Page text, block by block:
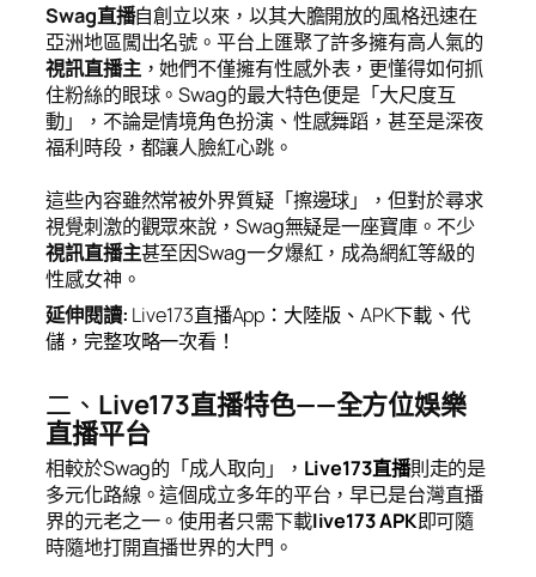
Swag直播自創立以來，以其大膽開放的風格迅速在
亞洲地區闖出名號。平台上匯聚了許多擁有高人氣的
視訊直播主，她們不僅擁有性感外表，更懂得如何抓
住粉絲的眼球。Swag的最大特色便是「大尺度互
動」，不論是情境角色扮演、性感舞蹈，甚至是深夜
福利時段，都讓人臉紅心跳。
這些內容雖然常被外界質疑「擦邊球」，但對於尋求
視覺刺激的觀眾來說，Swag無疑是一座寶庫。不少
視訊直播主甚至因Swag一夕爆紅，成為網紅等級的
性感女神。
延伸閱讀: Live173直播App ：大陸版、 APK下載、代
儲，完整攻略一次看！
二、 Live173直播特色——全方位娛樂
直播平台
相較於Swag的「成人取向」， Live173直播則走的是
多元化路線。這個成立多年的平台，早已是台灣直播
界的元老之一。使用者只需下載live173 APK即可隨
時隨地打開直播世界的大門。